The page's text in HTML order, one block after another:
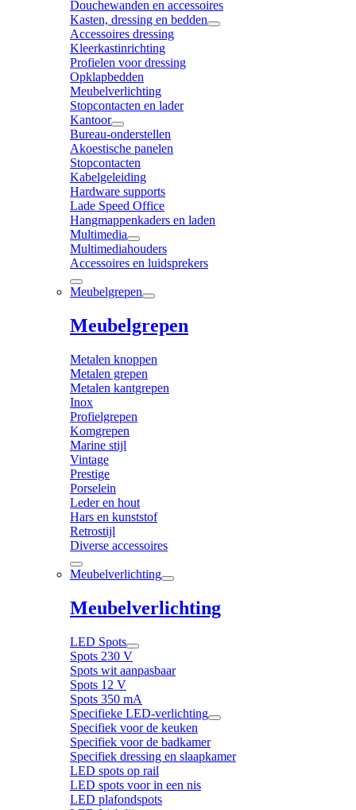
Douchewanden en accessoires
Kasten, dressing en bedden
Accessoires dressing
Kleerkastinrichting
Profielen voor dressing
Opklapbedden
Meubelverlichting
Stopcontacten en lader
Kantoor
Bureau-onderstellen
Akoestische panelen
Stopcontacten
Kabelgeleiding
Hardware supports
Lade Speed Office
Hangmappenkaders en laden
Multimedia
Multimediahouders
Accessoires en luidsprekers
Meubelgrepen
Meubelgrepen
Metalen knoppen
Metalen grepen
Metalen kantgrepen
Inox
Profielgrepen
Komgrepen
Marine stijl
Vintage
Prestige
Porselein
Leder en hout
Hars en kunststof
Retrostijl
Diverse accessoires
Meubelverlichting
Meubelverlichting
LED Spots
Spots 230 V
Spots wit aanpasbaar
Spots 12 V
Spots 350 mA
Specifieke LED-verlichting
Specifiek voor de keuken
Specifiek voor de badkamer
Specifiek dressing en slaapkamer
LED spots op rail
LED spots voor in een nis
LED plafondspots